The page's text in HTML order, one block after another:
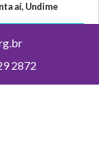
aí, Undime
2872